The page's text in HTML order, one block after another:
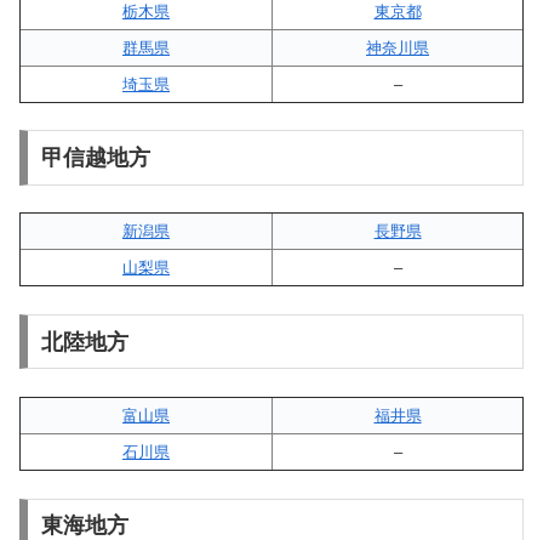
栃木県
東京都
群馬県
神奈川県
埼玉県
–
甲信越地方
新潟県
長野県
山梨県
–
北陸地方
富山県
福井県
石川県
–
東海地方